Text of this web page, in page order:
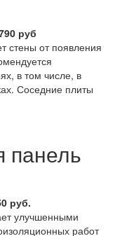
руб
стены от появления
в том числе, в
Соседние плиты
панель
руб.
улучшенными
работ